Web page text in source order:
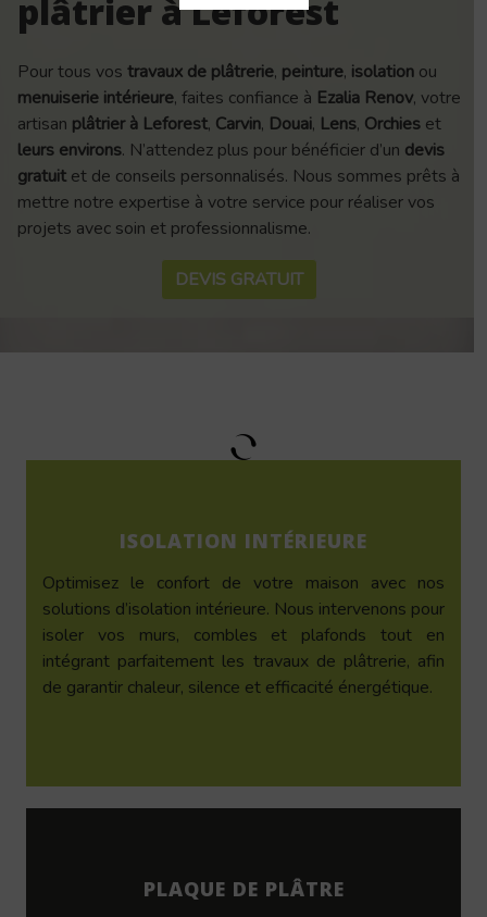
plâtrier à Leforest
Pour tous vos travaux de plâtrerie, peinture, isolation ou
menuiserie intérieure, faites confiance à Ezalia Renov, votre
artisan plâtrier à Leforest, Carvin, Douai, Lens, Orchies et
leurs environs. N’attendez plus pour bénéficier d’un devis
gratuit et de conseils personnalisés. Nous sommes prêts à
mettre notre expertise à votre service pour réaliser vos
projets avec soin et professionnalisme.
DEVIS GRATUIT
ISOLATION INTÉRIEURE
Optimisez le confort de votre maison avec nos
solutions d’isolation intérieure. Nous intervenons pour
isoler vos murs, combles et plafonds tout en
intégrant parfaitement les travaux de plâtrerie, afin
de garantir chaleur, silence et efficacité énergétique.
PLAQUE DE PLÂTRE